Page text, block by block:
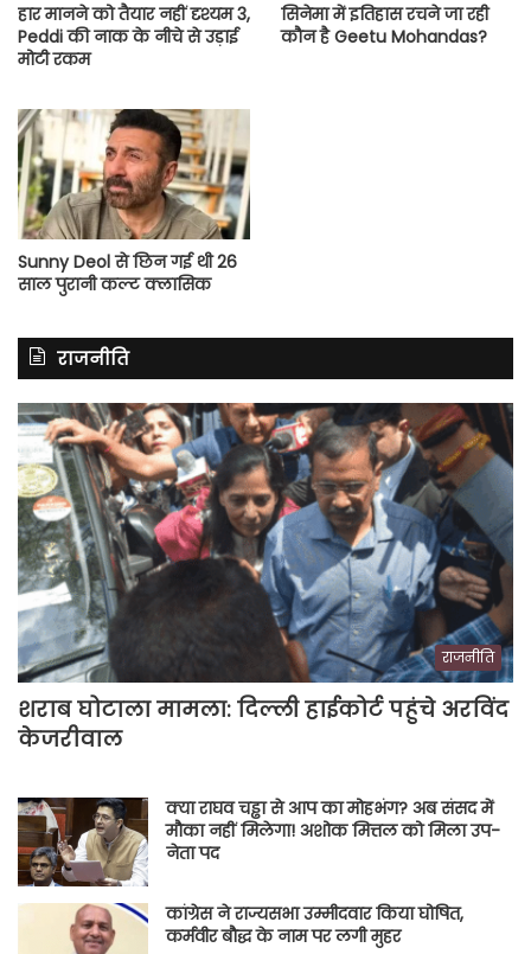
हार मानने को तैयार नहीं दृश्यम 3,
Peddi की नाक के नीचे से उड़ाई
मोटी रकम
सिनेमा में इतिहास रचने जा रही
कौन है Geetu Mohandas?
Sunny Deol से छिन गई थी 26
साल पुरानी कल्ट क्लासिक
राजनीति
राजनीति
शराब घोटाला मामला: दिल्ली हाईकोर्ट पहुंचे अरविंद
केजरीवाल
क्या राघव चड्ढा से आप का मोहभंग? अब संसद में
मौका नहीं मिलेगा! अशोक मित्तल को मिला उप-
नेता पद
कांग्रेस ने राज्यसभा उम्मीदवार किया घोषित,
कर्मवीर बौद्ध के नाम पर लगी मुहर